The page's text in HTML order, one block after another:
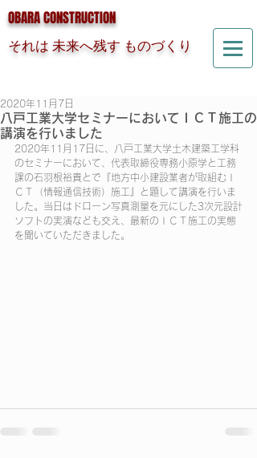
OBARA CONSTRUCTION
それは 未来へ残す ものづくり
八戸工業大学セミナーにおいてＩＣＴ施工の
講演を行いました
2020年11月7日
2020年11月17日に、八戸工業大学土木建築工学科
のセミナーにおいて、代表取締役専務小原学と工務
課の石羽根裕貴とで『地方中小建設業者が取組むＩ
ＣＴ（情報通信技術）施工』と題して講演を行いま
した。当日はドローン写真測量を元にした3次元設計
ソフトの実演なども交え、最新のＩＣＴ施工の実態
を聞いていただきました。